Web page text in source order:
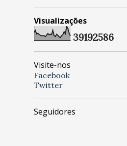
Visualizações
39192586
Visite-nos
Facebook
Twitter
Seguidores